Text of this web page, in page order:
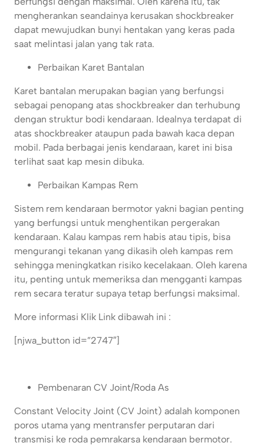
mengherankan seandainya kerusakan shockbreaker
dapat mewujudkan bunyi hentakan yang keras pada
saat melintasi jalan yang tak rata.
Perbaikan Karet Bantalan
Karet bantalan merupakan bagian yang berfungsi
sebagai penopang atas shockbreaker dan terhubung
dengan struktur bodi kendaraan. Idealnya terdapat di
atas shockbreaker ataupun pada bawah kaca depan
mobil. Pada berbagai jenis kendaraan, karet ini bisa
terlihat saat kap mesin dibuka.
Perbaikan Kampas Rem
Sistem rem kendaraan bermotor yakni bagian penting
yang berfungsi untuk menghentikan pergerakan
kendaraan. Kalau kampas rem habis atau tipis, bisa
mengurangi tekanan yang dikasih oleh kampas rem
sehingga meningkatkan risiko kecelakaan. Oleh karena
itu, penting untuk memeriksa dan mengganti kampas
rem secara teratur supaya tetap berfungsi maksimal.
More informasi Klik Link dibawah ini :
[njwa_button id=”2747″]
Pembenaran CV Joint/Roda As
Constant Velocity Joint (CV Joint) adalah komponen
poros utama yang mentransfer perputaran dari
transmisi ke roda pemrakarsa kendaraan bermotor.